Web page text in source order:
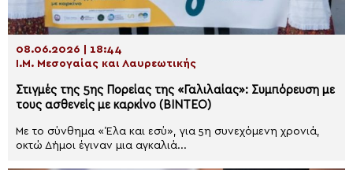
08.06.2026 | 18:44
Ι.Μ. Μεσογαίας και Λαυρεωτικής
Στιγμές της 5ης Πορείας της «Γαλιλαίας»: Συμπόρευση με
τους ασθενείς με καρκίνο (ΒΙΝΤΕΟ)
Με το σύνθημα «Έλα και εσύ», για 5η συνεχόμενη χρονιά,
οκτώ Δήμοι έγιναν μια αγκαλιά...